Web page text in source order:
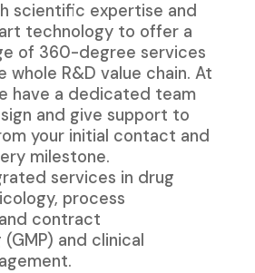
scientific expertise and
technology to offer a
of 360-degree services
whole R&D value chain. At
have a dedicated team
and give support to
your initial contact and
milestone.
services in drug
process
contract
and clinical